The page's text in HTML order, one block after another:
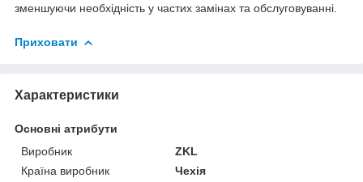
зменшуючи необхідність у частих замінах та обслуговуванні.
Приховати
Характеристики
Основні атрибути
Виробник
ZKL
Країна виробник
Чехія